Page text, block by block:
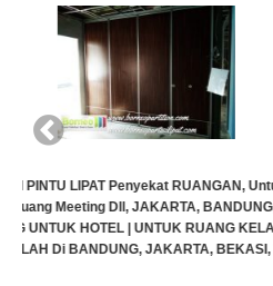
SALE